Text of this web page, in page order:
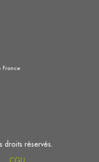
France
droits réservés.